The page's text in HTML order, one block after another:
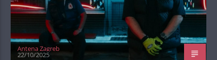
Antena Zagreb
22/10/2025